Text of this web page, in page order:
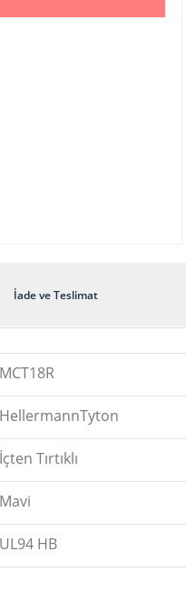
İade ve Teslimat
MCT18R
HellermannTyton
İçten Tırtıklı
Mavi
UL94 HB